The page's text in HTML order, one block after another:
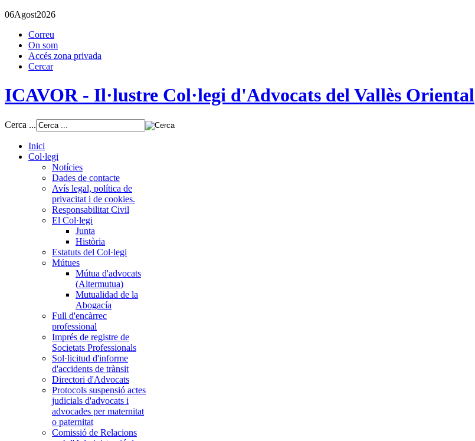
06Agost2026
Correu
On som
Accés zona privada
Cercar
ICAVOR - Il·lustre Col·legi d'Advocats del Vallès Oriental
Cerca ...
Inici
Col·legi
Notícies
Dades de contacte
Avís legal, política de
privacitat i de cookies.
Responsabilitat Civil
El Col·legi
Junta
Història
Estatuts del Col·legi
Mútues
Mútua d'advocats
(Altermutua)
Mutualidad de la
Abogacía
Full d'encàrrec
professional
Imprés de registre de
Societats Professionals
Sol·licitud d'informe
d'accidents de trànsit
Directori d'Advocats
Protocols suspensió actes
judicials d'advocats i
advocades per maternitat
o paternitat
Comissió de Relacions